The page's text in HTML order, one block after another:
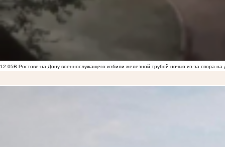
12:05В Ростове-на-Дону военнослужащего избили железной трубой ночью из-за спора на